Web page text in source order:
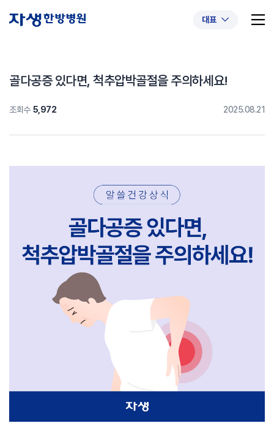
대표
추천 검색어
#교통사고후유증 #허리디스크 #목디스크
골다공증 있다면, 척추압박골절을 주의하세요!
조회수 5,972 2025.08.21